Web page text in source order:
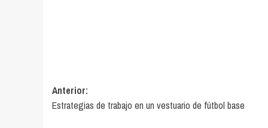
Navegación
de
Anterior:
Estrategias de trabajo en un vestuario de fútbol base